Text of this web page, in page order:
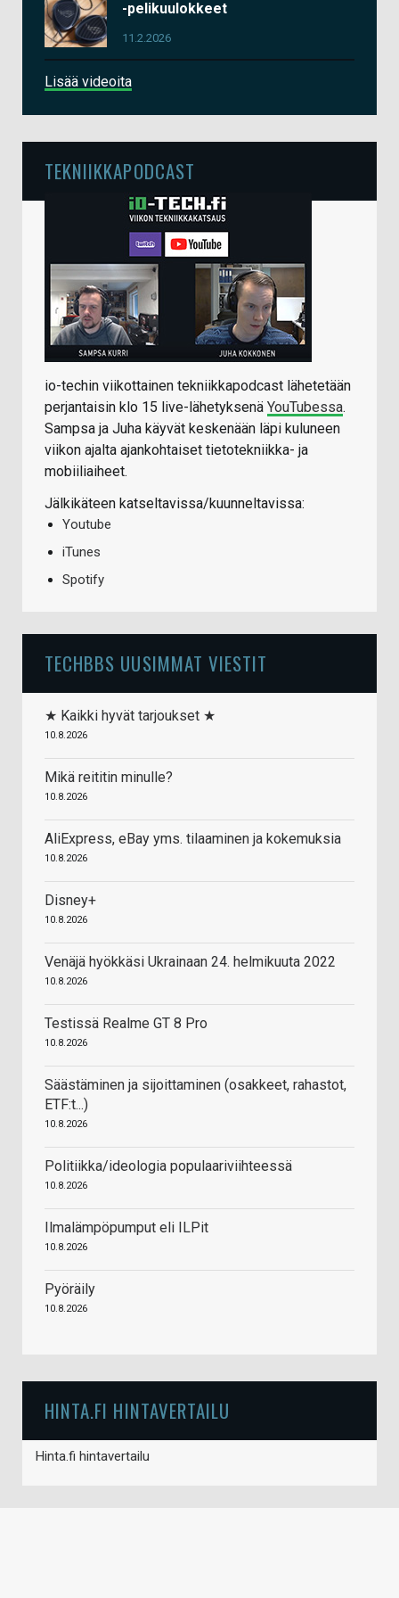
-pelikuulokkeet
11.2.2026
Lisää videoita
TEKNIIKKAPODCAST
io-techin viikottainen tekniikkapodcast lähetetään
perjantaisin klo 15 live-lähetyksenä YouTubessa.
Sampsa ja Juha käyvät keskenään läpi kuluneen
viikon ajalta ajankohtaiset tietotekniikka- ja
mobiiliaiheet.
Jälkikäteen katseltavissa/kuunneltavissa:
Youtube
iTunes
Spotify
TECHBBS UUSIMMAT VIESTIT
★ Kaikki hyvät tarjoukset ★
10.8.2026
Mikä reititin minulle?
10.8.2026
AliExpress, eBay yms. tilaaminen ja kokemuksia
10.8.2026
Disney+
10.8.2026
Venäjä hyökkäsi Ukrainaan 24. helmikuuta 2022
10.8.2026
Testissä Realme GT 8 Pro
10.8.2026
Säästäminen ja sijoittaminen (osakkeet, rahastot,
ETF:t...)
10.8.2026
Politiikka/ideologia populaariviihteessä
10.8.2026
Ilmalämpöpumput eli ILPit
10.8.2026
Pyöräily
10.8.2026
HINTA.FI HINTAVERTAILU
Hinta.fi hintavertailu